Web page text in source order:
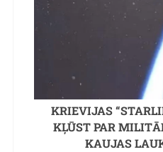
KRIEVIJAS
KĻŪST PAR
KAUJAS